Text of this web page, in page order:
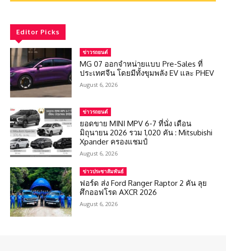
Editor Picks
ข่าวรถยนต์
MG 07 ออกจำหน่ายแบบ Pre-Sales ที่
ประเทศจีน โดยมีทั้งขุมพลัง EV และ PHEV
August 6, 2026
ข่าวรถยนต์
ยอดขาย MINI MPV 6-7 ที่นั่ง เดือน
มิถุนายน 2026 รวม 1,020 คัน : Mitsubishi
Xpander ครองแชมป์
August 6, 2026
ข่าวประชาสัมพันธ์
ฟอร์ด ส่ง Ford Ranger Raptor 2 คัน ลุย
ศึกออฟโรด AXCR 2026
August 6, 2026